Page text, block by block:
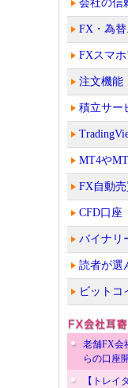
会社の信
FX・為
FXスマホ
注文機能
積立サー
MT4や
FX自動
CFD口座
バイナリ
読者が選
ビットコ
老舗FX会
らの口座
【トレイ